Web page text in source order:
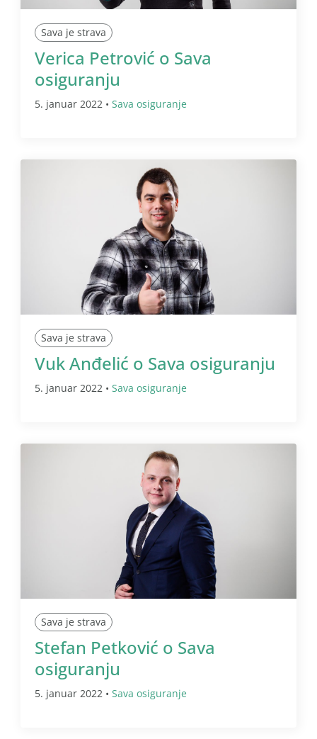
Sava je strava
Verica Petrović o Sava
osiguranju
5. januar 2022 • Sava osiguranje
Sava je strava
Vuk Anđelić o Sava osiguranju
5. januar 2022 • Sava osiguranje
Sava je strava
Stefan Petković o Sava
osiguranju
5. januar 2022 • Sava osiguranje